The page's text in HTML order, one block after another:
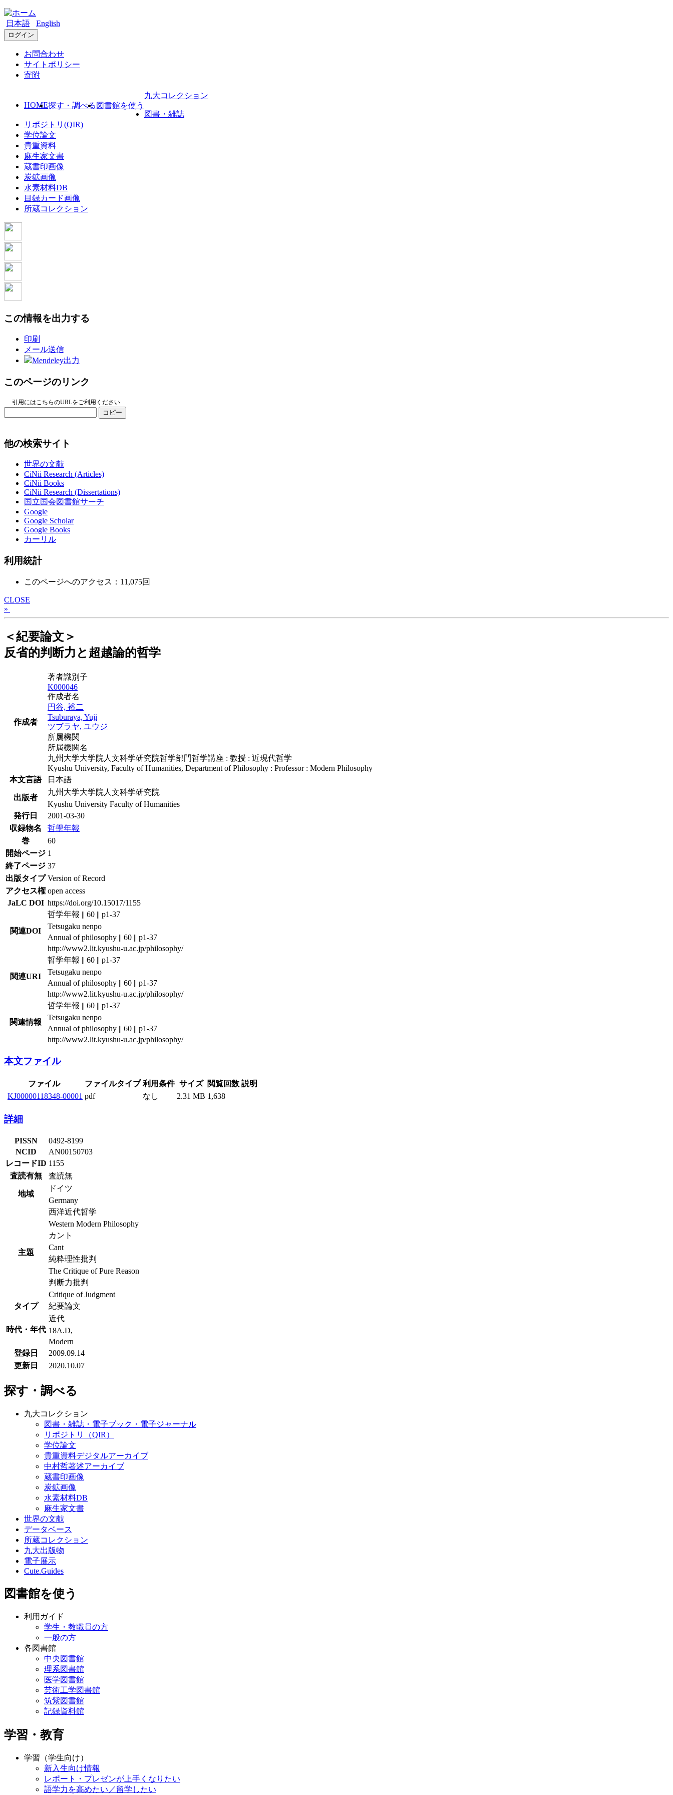
日本語 English
ログイン
お問合わせ
サイトポリシー
寄附
HOME探す・調べる 図書館を使う
九大コレクション
図書・雑誌
リポジトリ(QIR)
学位論文
貴重資料
麻生家文書
蔵書印画像
炭鉱画像
水素材料DB
目録カード画像
所蔵コレクション
この情報を出力する
印刷
メール送信
Mendeley出力
このページのリンク
引用にはこちらのURLをご利用ください
コピー
他の検索サイト
世界の文献
CiNii Research (Articles)
CiNii Books
CiNii Research (Dissertations)
国立国会図書館サーチ
Google
Google Scholar
Google Books
カーリル
利用統計
このページへのアクセス：11,075回
CLOSE
»
＜紀要論文＞
反省的判断力と超越論的哲学
作成者
著者識別子
K000046
作成者名
円谷, 裕二
Tsuburaya, Yuji
ツブラヤ, ユウジ
所属機関
所属機関名
九州大学大学院人文科学研究院哲学部門哲学講座 : 教授 : 近現代哲学
Kyushu University, Faculty of Humanities, Department of Philosophy : Professor : Modern Philosophy
本文言語
日本語
出版者
九州大学大学院人文科学研究院
Kyushu University Faculty of Humanities
発行日
2001-03-30
収録物名
哲學年報
巻
60
開始ページ 1
終了ページ 37
出版タイプ Version of Record
アクセス権 open access
JaLC DOI https://doi.org/10.15017/1155
関連DOI
哲学年報 || 60 || p1-37
Tetsugaku nenpo
Annual of philosophy || 60 || p1-37
http://www2.lit.kyushu-u.ac.jp/philosophy/
関連URI
哲学年報 || 60 || p1-37
Tetsugaku nenpo
Annual of philosophy || 60 || p1-37
http://www2.lit.kyushu-u.ac.jp/philosophy/
関連情報
哲学年報 || 60 || p1-37
Tetsugaku nenpo
Annual of philosophy || 60 || p1-37
http://www2.lit.kyushu-u.ac.jp/philosophy/
本文ファイル
ファイル ファイルタイプ 利用条件 サイズ 閲覧回数 説明
KJ00000118348-00001 pdf なし 2.31 MB 1,638
詳細
PISSN
0492-8199
NCID
AN00150703
レコードID 1155
査読有無
査読無
地域
ドイツ
Germany
主題
西洋近代哲学
Western Modern Philosophy
カント
Cant
純粋理性批判
The Critique of Pure Reason
判断力批判
Critique of Judgment
タイプ
紀要論文
時代・年代
近代
18A.D,
Modern
登録日
2009.09.14
更新日
2020.10.07
探す・調べる
九大コレクション
図書・雑誌・電子ブック・電子ジャーナル
リポジトリ（QIR）
学位論文
貴重資料デジタルアーカイブ
中村哲著述アーカイブ
蔵書印画像
炭鉱画像
水素材料DB
麻生家文書
世界の文献
データベース
所蔵コレクション
九大出版物
電子展示
Cute.Guides
図書館を使う
利用ガイド
学生・教職員の方
一般の方
各図書館
中央図書館
理系図書館
医学図書館
芸術工学図書館
筑紫図書館
記録資料館
学習・教育
学習（学生向け）
新入生向け情報
レポート・プレゼンが上手くなりたい
語学力を高めたい／留学したい